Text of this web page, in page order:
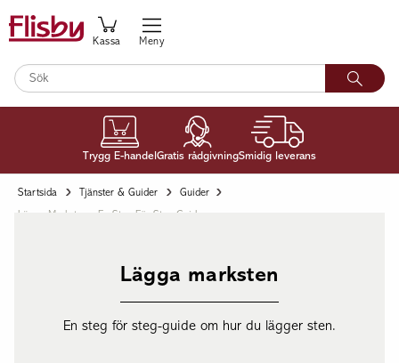
Meny
Kassa
Trygg E-handel Gratis rådgivningSmidig leverans
Startsida Tjänster & Guider Guider
Lägga Marksten - En Steg För Steg-Guide
Lägga marksten
En steg för steg-guide om hur du lägger sten.